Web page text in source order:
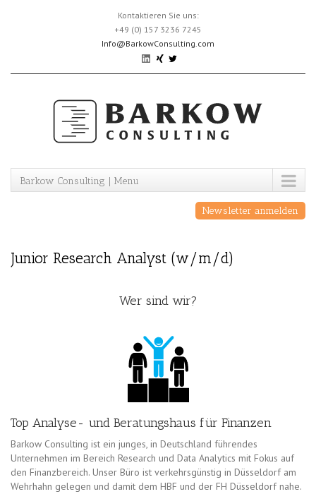
Kontaktieren Sie uns:
+49 (0) 157 3236 7245
Info@BarkowConsulting.com
Barkow Consulting | Menu
Newsletter anmelden
Junior Research Analyst (w/m/d)
Wer sind wir?
Top Analyse- und Beratungshaus für Finanzen
Barkow Consulting ist ein junges, in Deutschland führendes
Unternehmen im Bereich Research und Data Analytics mit Fokus auf
den Finanzbereich. Unser Büro ist verkehrsgünstig in Düsseldorf am
Wehrhahn gelegen und damit dem HBF und der FH Düsseldorf nahe.